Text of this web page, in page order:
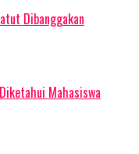
Dibanggakan
Mahasiswa